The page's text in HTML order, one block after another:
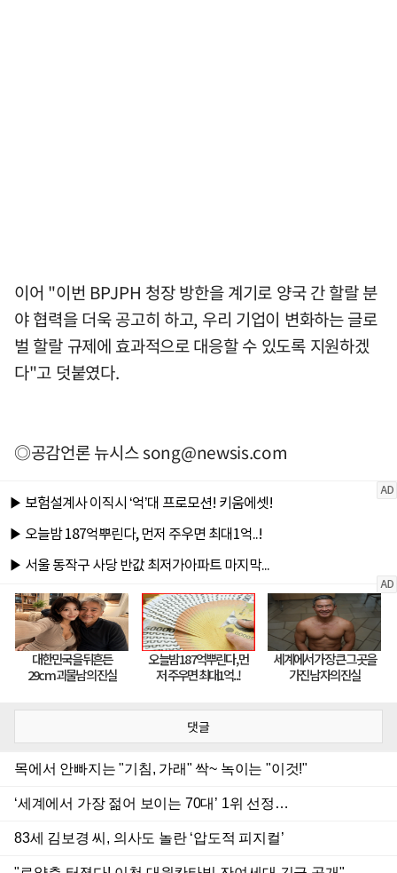
이어 "이번 BPJPH 청장 방한을 계기로 양국 간 할랄 분
야 협력을 더욱 공고히 하고, 우리 기업이 변화하는 글로
벌 할랄 규제에 효과적으로 대응할 수 있도록 지원하겠
다"고 덧붙였다.
◎공감언론 뉴시스song@newsis.com
댓글